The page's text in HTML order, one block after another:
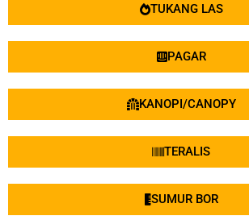
TUKANG LAS
PAGAR
KANOPI/CANOPY
TERALIS
SUMUR BOR